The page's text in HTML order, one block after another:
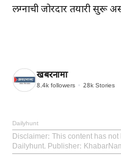
लग्नाची जोरदार तयारी सुरू
खबरनामा
8.4k followers 28k Stories
Dailyhunt
Disclaimer: This content has
Dailyhunt. Publisher: